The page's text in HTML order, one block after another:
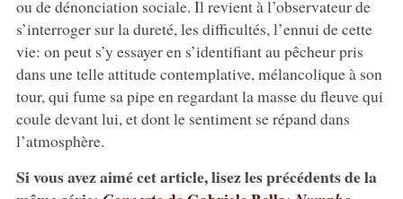
ou de dénonciation sociale. Il revient à l’observateur de
s’interroger sur la dureté, les difficultés, l’ennui de cette
vie: on peut s’y essayer en s’identifiant au pêcheur pris
dans une telle attitude contemplative, mélancolique à son
tour, qui fume sa pipe en regardant la masse du fleuve qui
coule devant lui, et dont le sentiment se répand dans
l’atmosphère.
Si vous avez aimé cet article, lisez les précédents de la